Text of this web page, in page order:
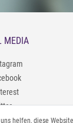
MEDIA
helfen, diese